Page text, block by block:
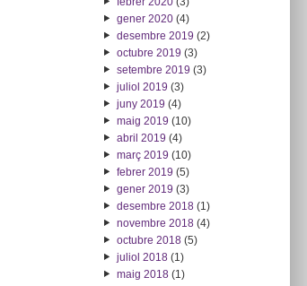
gener 2020(4)
desembre 2019 (2)
octubre 2019 (3)
setembre 2019 (3)
juliol 2019 (3)
juny 2019 (4)
maig 2019 (10)
abril 2019 (4)
març 2019 (10)
febrer 2019 (5)
gener 2019 (3)
desembre 2018(1)
novembre 2018(4)
octubre 2018(5)
juliol 2018(1)
maig 2018(1)